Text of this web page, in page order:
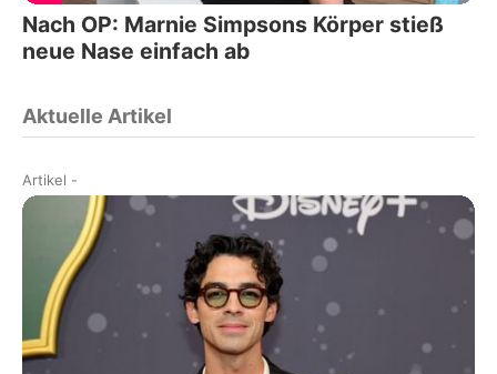
Nach OP: Marnie Simpsons Körper stieß
neue Nase einfach ab
Aktuelle Artikel
Artikel -